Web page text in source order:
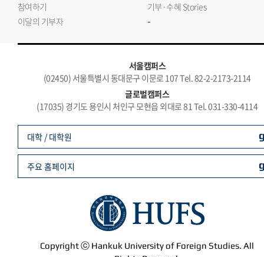
참여하기
기부·수혜 Stories
이달의 기부자
-
서울캠퍼스
(02450) 서울특별시 동대문구 이문로 107 Tel. 82-2-2173-2114
글로벌캠퍼스
(17035) 경기도 용인시 처인구 모현읍 외대로 81 Tel. 031-330-4114
Copyright ⓒ Hankuk University of Foreign Studies. All
대학 / 대학원
주요 홈페이지